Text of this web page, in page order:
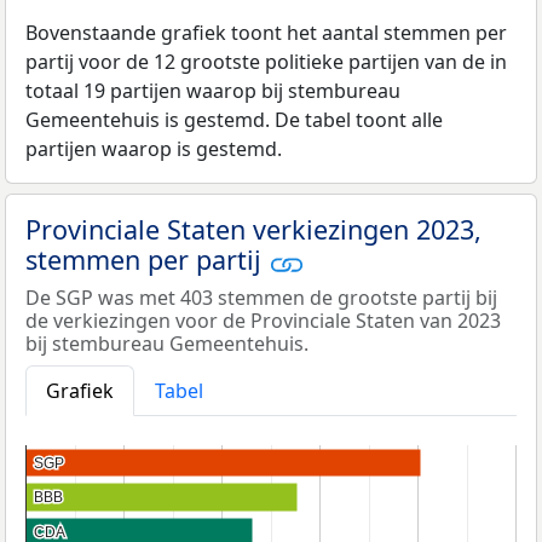
Bovenstaande grafiek toont het aantal stemmen per
partij voor de 12 grootste politieke partijen van de in
totaal 19 partijen waarop bij stembureau
Gemeentehuis is gestemd. De tabel toont alle
partijen waarop is gestemd.
Provinciale Staten verkiezingen 2023,
stemmen per partij
De SGP was met 403 stemmen de grootste partij bij
de verkiezingen voor de Provinciale Staten van 2023
bij stembureau Gemeentehuis.
Grafiek
Tabel
SGP
SGP
BBB
BBB
CDA
CDA